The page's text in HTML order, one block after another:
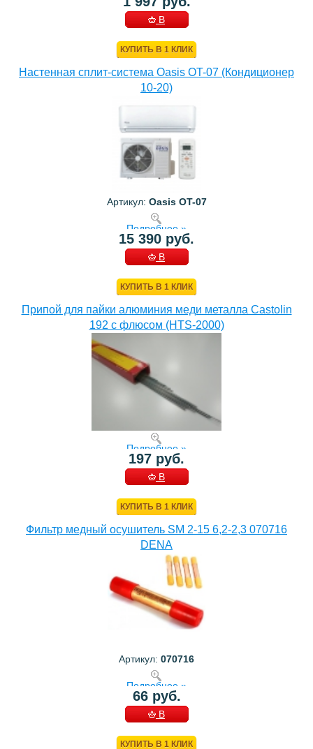
В
КУПИТЬ В 1 КЛИК
Настенная сплит-система Oasis OT-07 (Кондиционер
10-20)
Артикул: Oasis OT-07
Подробнее »
15 390 руб.
В
КУПИТЬ В 1 КЛИК
Припой для пайки алюминия меди металла Castolin
192 с флюсом (HTS-2000)
Подробнее »
197 руб.
В
КУПИТЬ В 1 КЛИК
Фильтр медный осушитель SM 2-15 6,2-2,3 070716
DENA
Артикул: 070716
Подробнее »
66 руб.
В
КУПИТЬ В 1 КЛИК